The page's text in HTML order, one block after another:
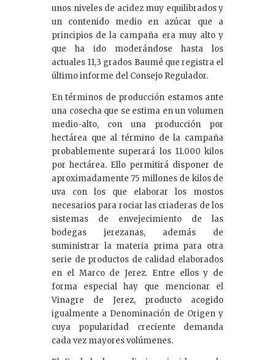
unos niveles de acidez muy equilibrados y
un contenido medio en azúcar que a
principios de la campaña era muy alto y
que ha ido moderándose hasta los
actuales 11,3 grados Baumé que registra el
último informe del Consejo Regulador.
En términos de producción estamos ante
una cosecha que se estima en un volumen
medio-alto, con una producción por
hectárea que al término de la campaña
probablemente superará los 11.000 kilos
por hectárea. Ello permitirá disponer de
aproximadamente 75 millones de kilos de
uva con los que elaborar los mostos
necesarios para rociar las criaderas de los
sistemas de envejecimiento de las
bodegas jerezanas, además de
suministrar la materia prima para otra
serie de productos de calidad elaborados
en el Marco de Jerez. Entre ellos y de
forma especial hay que mencionar el
Vinagre de Jerez, producto acogido
igualmente a Denominación de Origen y
cuya popularidad creciente demanda
cada vez mayores volúmenes.